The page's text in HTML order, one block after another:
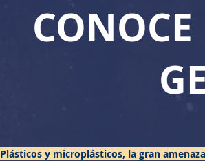
Plásticos y microplásticos, la gran amenaza